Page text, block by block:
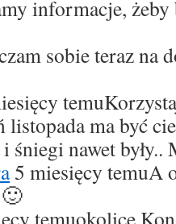
informacje,
sobie teraz na
temu
ma być
śniegi nawet były..
5 miesięcy temuA
temuokolice